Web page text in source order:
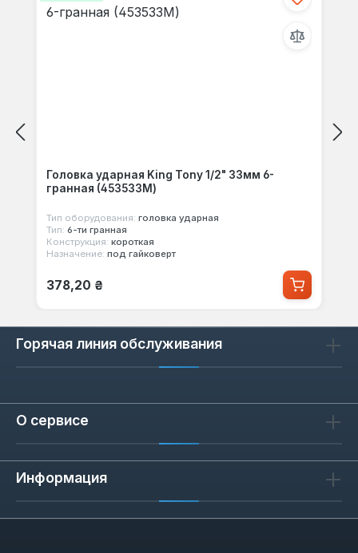
Головка ударная King Tony 1/2" 33мм 6-
гранная (453533M)
Тип оборудования: головка ударная
Тип: 6-ти гранная
Конструкция: короткая
Назначение: под гайковерт
Обычная цена:
378,20 ₴
Горячая линия обслуживания
О сервисе
Информация